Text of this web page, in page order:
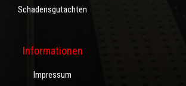
Schadensgutachten
Informationen
Impressum